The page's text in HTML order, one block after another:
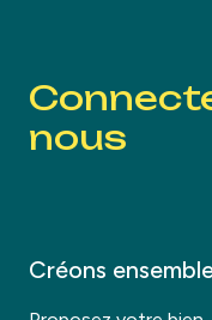
nous
Créons